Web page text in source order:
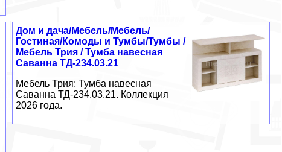
Дом и дача/Мебель/Мебель/
Гостиная/Комоды и Тумбы/Тумбы /
Мебель Трия / Тумба навесная
Саванна ТД-234.03.21
Мебель Трия: Тумба навесная
Саванна ТД-234.03.21. Коллекция
2026 года.